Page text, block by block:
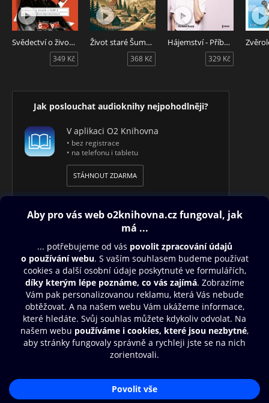
Svědectví o životě v KLDR 2
349 Kč
Život staré Šumavy
368 Kč
Hájemství - Příběh kluka z pohřebky
329 Kč
Jak poslouchat audioknihy nejpohodlněji?
V aplikaci O2 Knihovna
• bez registrace
• na telefonu i tabletu
STÁHNOUT ZDARMA
Obsah ke stažení
Moje O2 Knihovna
Další zábava
© O2 Czech Republic a.s.
Aplikace O2 Knihovna